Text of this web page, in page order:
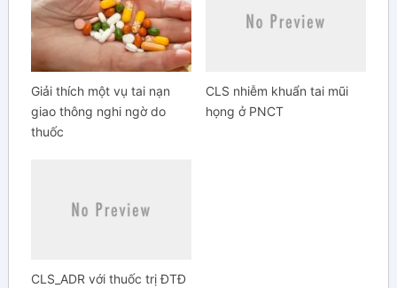
Giải thích một vụ tai nạn
giao thông nghi ngờ do
thuốc
CLS nhiễm khuẩn tai mũi
họng ở PNCT
CLS_ADR với thuốc trị ĐTĐ